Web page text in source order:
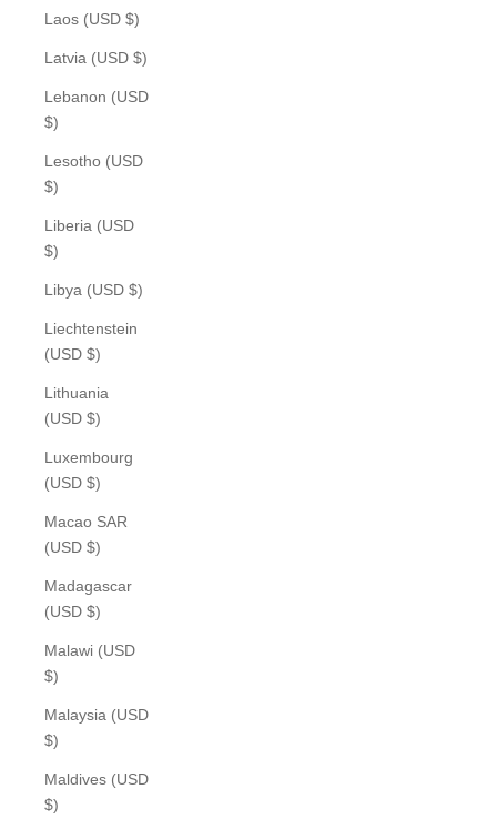
Laos (USD $)
Latvia (USD $)
Lebanon (USD
$)
Lesotho (USD
$)
Liberia (USD
$)
Libya (USD $)
Liechtenstein
(USD $)
Lithuania
(USD $)
Luxembourg
(USD $)
Macao SAR
(USD $)
Madagascar
(USD $)
Malawi (USD
$)
Malaysia (USD
$)
Maldives (USD
$)